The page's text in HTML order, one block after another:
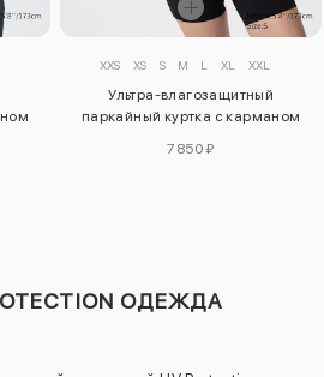
XXS XS S M L XL XXL
Ультра-влагозащитный
паркайный куртка с карманом
7850 ₽
ОДЕЖДА